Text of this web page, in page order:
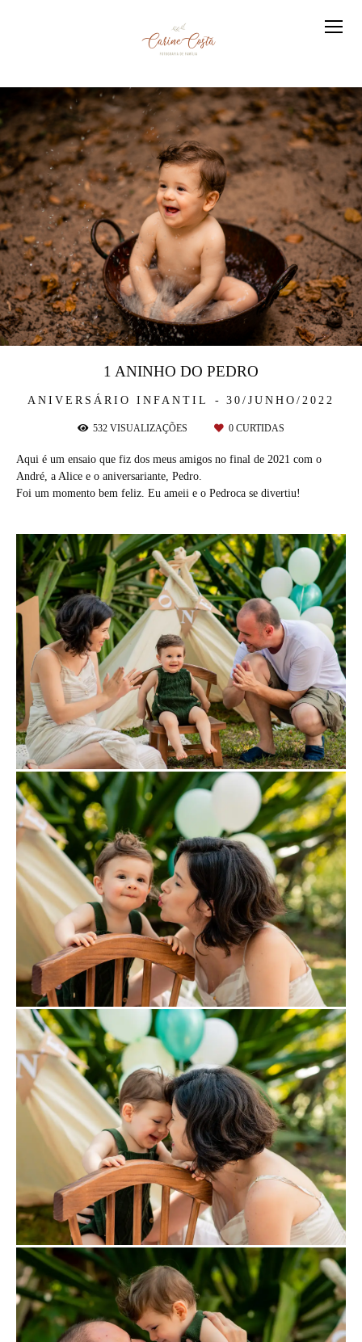
ANIVERSÁRIO INFANTIL 30/JUNHO/2022
1 ANINHO DO PEDRO
532 VISUALIZAÇÕES 0 CURTIDAS
Aqui é um ensaio que fiz dos meus amigos no final de 2021 com o
André, a Alice e o aniversariante, Pedro.
Foi um momento bem feliz. Eu ameii e o Pedroca se divertiu!